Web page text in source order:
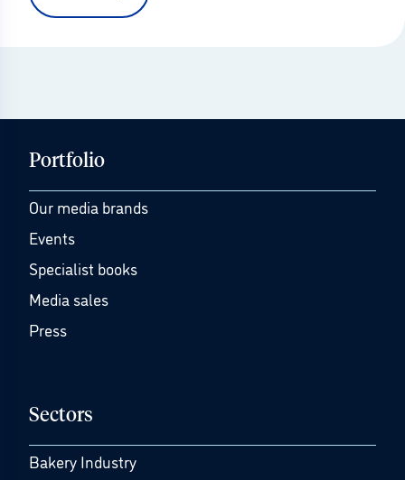
Portfolio
Our media brands
Events
Specialist books
Media sales
Press
Sectors
Bakery Industry